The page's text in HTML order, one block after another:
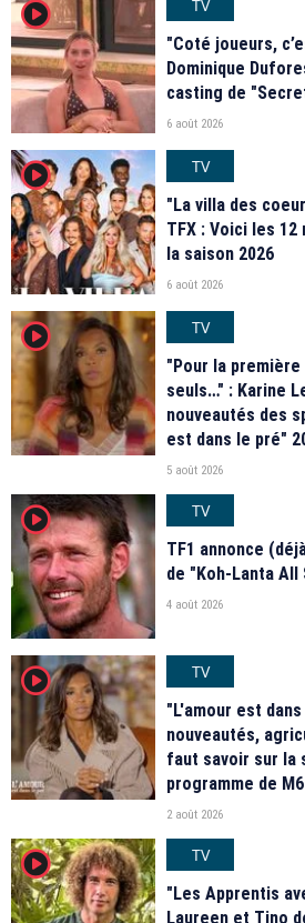
player2
TV
"Coté joueurs,
Dominique
casting de
6 août 2026
player2
TV
"La villa des
TFX : Voici les 12
la saison 2026
6 août 2026
player2
TV
"Pour la
seuls…" : Karine
nouveautés des
est dans le pré"
5 août 2026
player2
TV
TF1 annonce
de "Koh-Lanta All
4 août 2026
player2
TV
"L'amour est
nouveautés,
faut savoir sur la
programme de M6
2 août 2026
player2
TV
"Les Apprentis
Laureen et Tino